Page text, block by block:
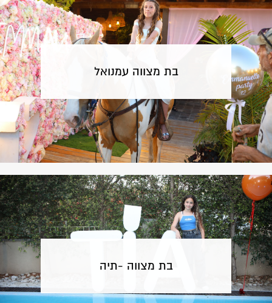
בת מצווה עמנואל
בת מצווה -תיה